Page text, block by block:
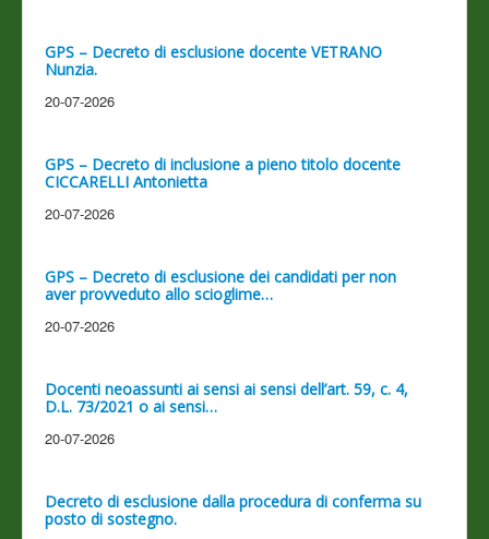
GPS – Decreto di esclusione docente VETRANO
Nunzia.
20-07-2026
GPS – Decreto di inclusione a pieno titolo docente
CICCARELLI Antonietta
20-07-2026
GPS – Decreto di esclusione dei candidati per non
aver provveduto allo scioglime…
20-07-2026
Docenti neoassunti ai sensi ai sensi dell’art. 59, c. 4,
D.L. 73/2021 o ai sensi…
20-07-2026
Decreto di esclusione dalla procedura di conferma su
posto di sostegno.